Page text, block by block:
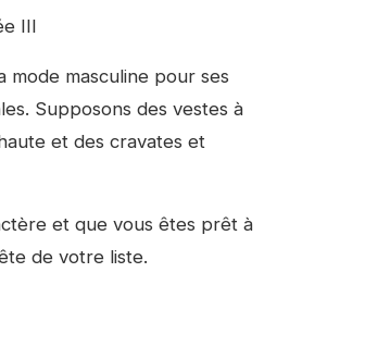
III
mode masculine pour ses
Supposons des vestes à
et des cravates et
et que vous êtes prêt à
de votre liste.